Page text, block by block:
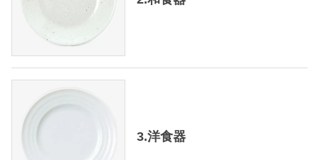
3.洋食器